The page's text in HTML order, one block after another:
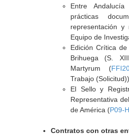
Entre
prácticas
representación y
Equipo de
Edición Crítica
Brihuega (S.
Martyrum (
Trabajo (Solicitud))
El Sello y
Representativa
de América (P09-
Contratos con otras